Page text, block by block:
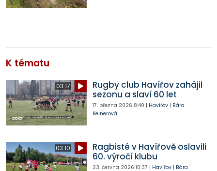
K tématu
03:17
Rugby club Havířov zahájil
sezonu a slaví 60 let
17. března 2026 8:40 | Havířov| Bára
Kelnerová
03:10
Ragbisté v Havířově oslavili
60. výročí klubu
23. června 2026 10:37 | Havířov| Bára